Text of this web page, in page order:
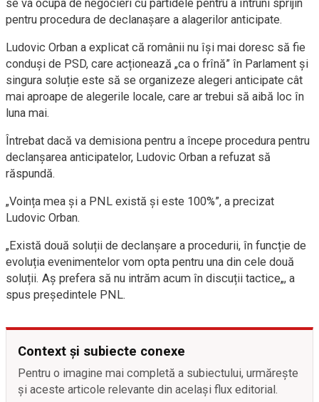
se va ocupa de negocieri cu partidele pentru a întruni sprijin
pentru procedura de declanașare a alagerilor anticipate.
Ludovic Orban a explicat că românii nu își mai doresc să fie
conduși de PSD, care acționează „ca o frînă” în Parlament și
singura soluție este să se organizeze alegeri anticipate cât
mai aproape de alegerile locale, care ar trebui să aibă loc în
luna mai.
Întrebat dacă va demisiona pentru a începe procedura pentru
declanșarea anticipatelor, Ludovic Orban a refuzat să
răspundă.
„Voința mea și a PNL există și este 100%”, a precizat
Ludovic Orban.
„Există două soluții de declanșare a procedurii, în funcție de
evoluția evenimentelor vom opta pentru una din cele două
soluții. Aș prefera să nu intrăm acum în discuții tactice„, a
spus președintele PNL.
Context și subiecte conexe
Pentru o imagine mai completă a subiectului, urmărește
și aceste articole relevante din același flux editorial.